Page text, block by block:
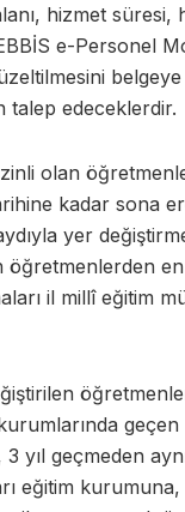
hizmet süresi,
e-Personel
talep edeceklerdir.
olan
kadar sona
yer
il millî eğitim
yıl geçmeden
eğitim kurumuna,